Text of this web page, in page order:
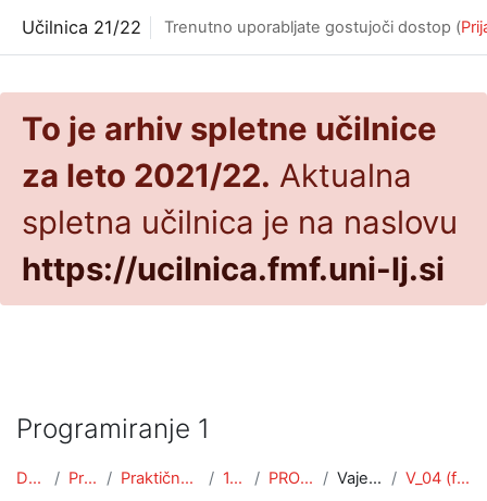
To je arhiv spletne učilnice
za leto 2021/22. Aktualna
spletna učilnica je na naslovu
https://ucilnica.fmf.uni-lj.si
Učilnica 21/22 Trenutno uporabljate gostujoči dostop (
Programiranje 1
Domov Predmeti Praktična matematika 1. letnik PROG1 (PRA) Vaje 2021/22 V_04 (funkcije) (J)